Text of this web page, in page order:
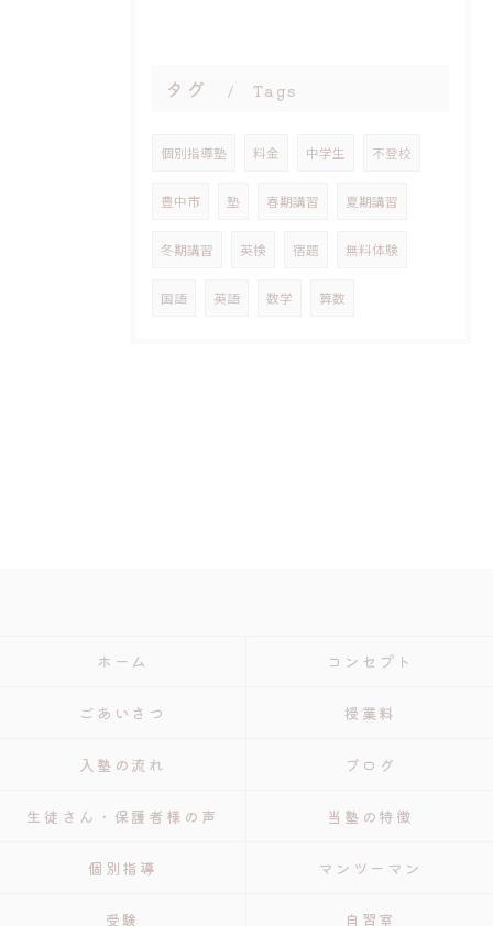
タグ Tags
個別指導塾 料金 中学生 不登校
豊中市 塾 春期講習 夏期講習
冬期講習 英検 宿題 無料体験
国語 英語 数学 算数
ホーム コンセプト
ごあいさつ 授業料
入塾の流れ ブログ
生徒さん・保護者様の声 当塾の特徴
個別指導 マンツーマン
受験 自習室